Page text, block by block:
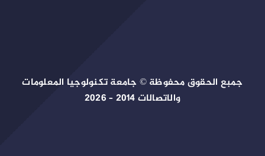
جمبع الحقوق محفوظة © جامعة تكنولوجيا المعلومات
والاتصالات 2014 – 2026